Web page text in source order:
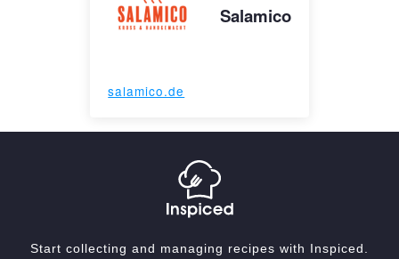
Salamico
salamico.de
Start collecting and managing recipes with Inspiced.